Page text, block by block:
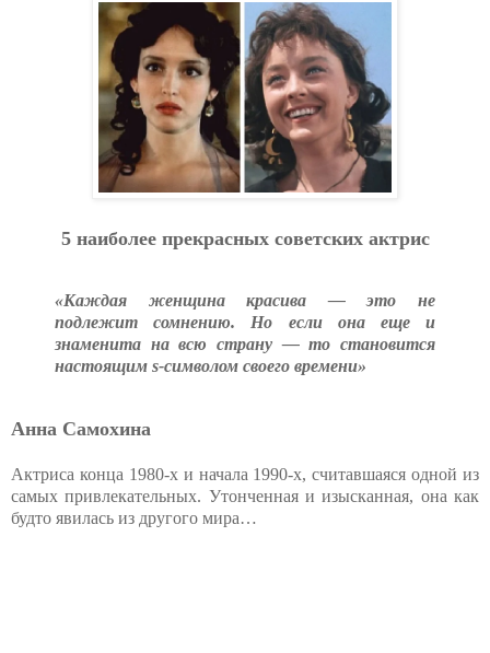
5 наиболее прекрасных советских актрис
«Каждая женщина красива — это не
подлежит сомнению. Но если она еще и
знаменита на всю страну — то становится
настоящим s-символом своего времени»
Анна Самохина
Актриса конца 1980-х и начала 1990-х, считавшаяся одной из
самых привлекательных. Утонченная и изысканная, она как
будто явилась из другого мира…